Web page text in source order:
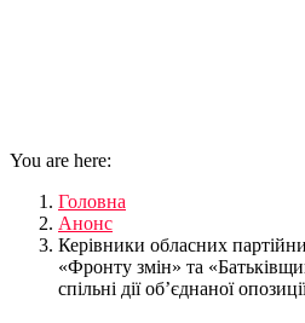
You are here:
Головна
Анонс
Керівники обласних
«Фронту змін» та
спільні дії об’єднаної